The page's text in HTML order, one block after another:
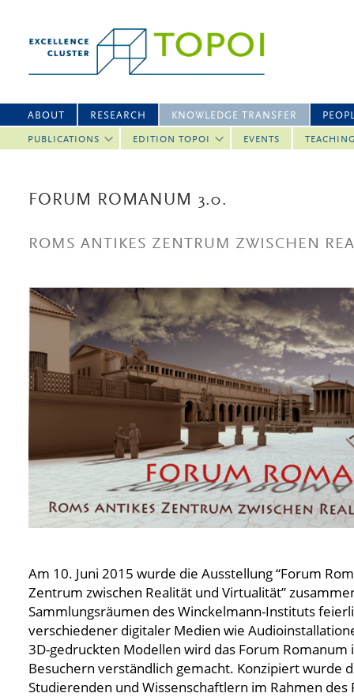
ABOUT RESEARCH KNOWLEDGE TRANSFER
PUBLICATIONS EDITION TOPOI EVENTS
FORUM ROMANUM 3.0.
ROMS ANTIKES ZENTRUM ZWISCHEN
Am 10. Juni 2015 wurde die Ausstellung “Forum
Zentrum zwischen Realität und Virtualität”
Sammlungsräumen des Winckelmann-Instituts
verschiedener digitaler Medien wie
3D-gedruckten Modellen wird das Forum Romanum
Besuchern verständlich gemacht. Konzipiert wurde
Studierenden und Wissenschaftlern im Rahmen des